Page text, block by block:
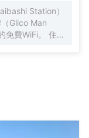
行，只提供送機
Station）
Glico Man
WiFi。 住此
室，酒店為住
店前台提供免費
含酒精飲料的飲
。